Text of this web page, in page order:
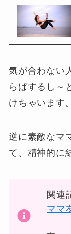
気が合わない
らばするし～
けちゃいます。
逆に素敵なマ
て、精神的に
関連
ママ
▶